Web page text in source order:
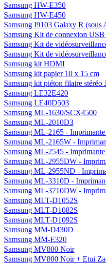
Samsung HW-E350
Samsung HW-E450
Samsung I9103 Galaxy R (sous
Samsung Kit de connexion
Samsung Kit de
Samsung Kit de
Samsung kit HDMI
Samsung kit papier 10 x 15 cm
Samsung kit piéton filaire stéréo
Samsung LE32E420
Samsung LE40D503
Samsung ML-1630/SCX4500
Samsung ML-2010D3
Samsung ML-2165 -
Samsung ML-2165W -
Samsung ML-2545 -
Samsung ML-2955DW -
Samsung ML-2955ND -
Samsung ML-3310D -
Samsung ML-3710DW -
Samsung MLT-D1052S
Samsung MLT-D1082S
Samsung MLT-D1092S
Samsung MM-D430D
Samsung MM-E320
Samsung MV800 Noir
Samsung MV800 Noir + Etui